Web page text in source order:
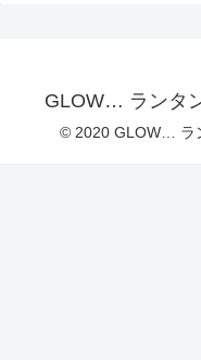
GLOW… ランタ
© 2020 GLOW… ラ